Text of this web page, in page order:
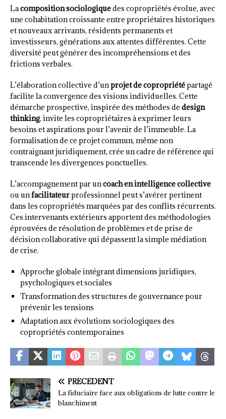
Lacomposition sociologiquedes copropriétés évolue, avec
une cohabitation croissante entre propriétaires historiques
et nouveaux arrivants, résidents permanents et
investisseurs, générations aux attentes différentes. Cette
diversité peut générer des incompréhensions et des
frictions verbales.
L’élaboration collective d’unprojet de copropriétépartagé
facilite la convergence des visions individuelles. Cette
démarche prospective, inspirée des méthodes de design
thinking, invite les copropriétaires à exprimer leurs
besoins et aspirations pour l’avenir de l’immeuble. La
formalisation de ce projet commun, même non
contraignant juridiquement, crée un cadre de référence qui
transcende les divergences ponctuelles.
L’accompagnement par uncoach en intelligence collective
ou unfacilitateurprofessionnel peut s’avérer pertinent
dans les copropriétés marquées par des conflits récurrents.
Ces intervenants extérieurs apportent des méthodologies
éprouvées de résolution de problèmes et de prise de
décision collaborative qui dépassent la simple médiation
de crise.
Approche globale intégrant dimensions juridiques,
psychologiques et sociales
Transformation des structures de gouvernance pour
prévenir les tensions
Adaptation aux évolutions sociologiques des
copropriétés contemporaines
PRÉCÉDENT
La fiduciaire face aux obligations de lutte contre le
blanchiment